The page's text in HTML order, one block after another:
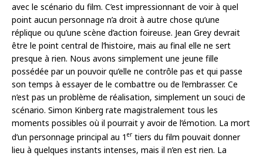
avec le scénario du film. C’est impressionnant de voir à quel
point aucun personnage n’a droit à autre chose qu’une
réplique ou qu’une scène d’action foireuse. Jean Grey devrait
être le point central de l’histoire, mais au final elle ne sert
presque à rien. Nous avons simplement une jeune fille
possédée par un pouvoir qu’elle ne contrôle pas et qui passe
son temps à essayer de le combattre ou de l’embrasser. Ce
n’est pas un problème de réalisation, simplement un souci de
scénario. Simon Kinberg rate magistralement tous les
moments possibles où il pourrait y avoir de l’émotion. La mort
d’un personnage principal au 1 ertiers du film pouvait donner
lieu à quelques instants intenses, mais il n’en est rien. La